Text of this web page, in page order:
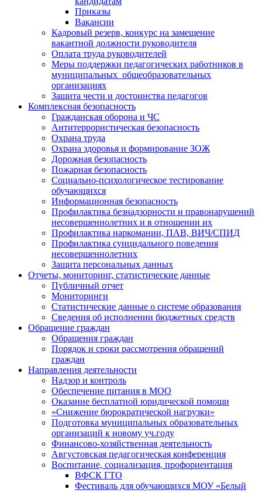
Приказы
Вакансии
Кадровый резерв, конкурс на замещение
вакантной должности руководителя
Оплата труда руководителей
Меры поддержки педагогических работников в
муниципальных общеобразовательных
организациях
Защита чести и достоинства педагогов
Комплексная безопасность
Гражданская оборона и ЧС
Антитеррористическая безопасность
Охрана труда
Охрана здоровья и формирование ЗОЖ
Дорожная безопасность
Пожарная безопасность
Социально-психологическое тестирование
обучающихся
Информационная безопасность
Профилактика безнадзорности и правонарушений
несовершеннолетних и в отношении их
Профилактика наркомании, ПАВ, ВИЧ/СПИД
Профилактика суицидального поведения
несовершеннолетних
Защита персональных данных
Отчеты, мониторинг, статистические данные
Публичный отчет
Мониторинги
Статистические данные о системе образования
Сведения об исполнении бюджетных средств
Обращение граждан
Обращения граждан
Порядок и сроки рассмотрения обращений
граждан
Направления деятельности
Надзор и контроль
Обеспечение питания в МОО
Оказание бесплатной юридической помощи
«Снижение бюрократической нагрузки»
Подготовка муниципальных образовательных
организаций к новому уч.году
Финансово-хозяйственная деятельность
Августовская педагогическая конференция
Воспитание, социализация, профориентация
ВФСК ГТО
Фестиваль для обучающихся МОУ «Белый